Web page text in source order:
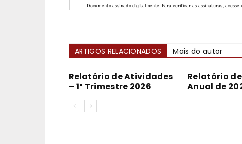
ARTIGOS RELACIONADOS Mais do autor
Relatório de Atividades
– 1º Trimestre 2026
Relatório
Anual de